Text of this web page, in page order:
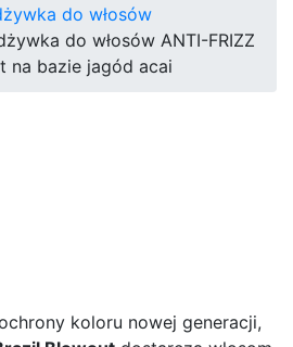
do włosów
do włosów ANTI-FRIZZ
na bazie jagód acai
koloru nowej generacji,